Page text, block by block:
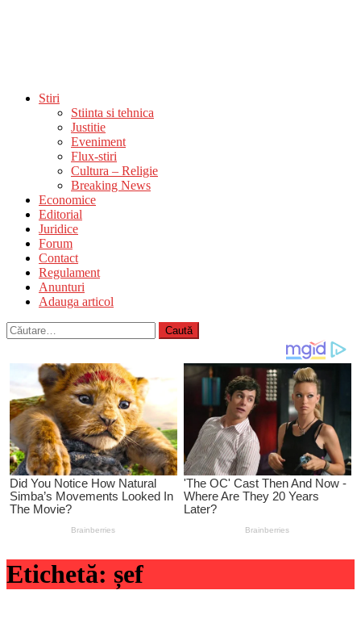
Stiri
Stiinta si tehnica
Justitie
Eveniment
Flux-stiri
Cultura – Religie
Breaking News
Economice
Editorial
Juridice
Forum
Contact
Regulament
Anunturi
Adauga articol
Caută
după:
Etichetă: șef